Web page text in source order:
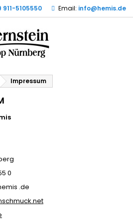
911-5105550 Email: info@hemis.de
Impressum
0
.de